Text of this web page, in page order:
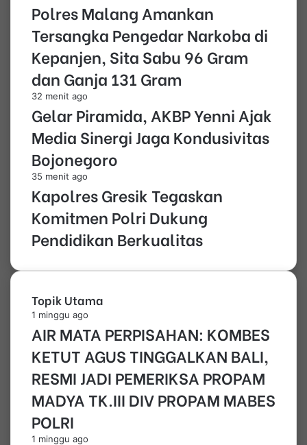
Polres Malang Amankan
Tersangka Pengedar Narkoba di
Kepanjen, Sita Sabu 96 Gram
dan Ganja 131 Gram
32 menit ago
Gelar Piramida, AKBP Yenni Ajak
Media Sinergi Jaga Kondusivitas
Bojonegoro
35 menit ago
Kapolres Gresik Tegaskan
Komitmen Polri Dukung
Pendidikan Berkualitas
Topik Utama
1 minggu ago
AIR MATA PERPISAHAN: KOMBES
KETUT AGUS TINGGALKAN BALI,
RESMI JADI PEMERIKSA PROPAM
MADYA TK.III DIV PROPAM MABES
POLRI
1 minggu ago